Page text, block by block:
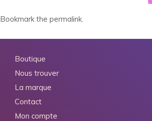
Bookmark the permalink.
Boutique
Nous trouver
La marque
Contact
Mon compte